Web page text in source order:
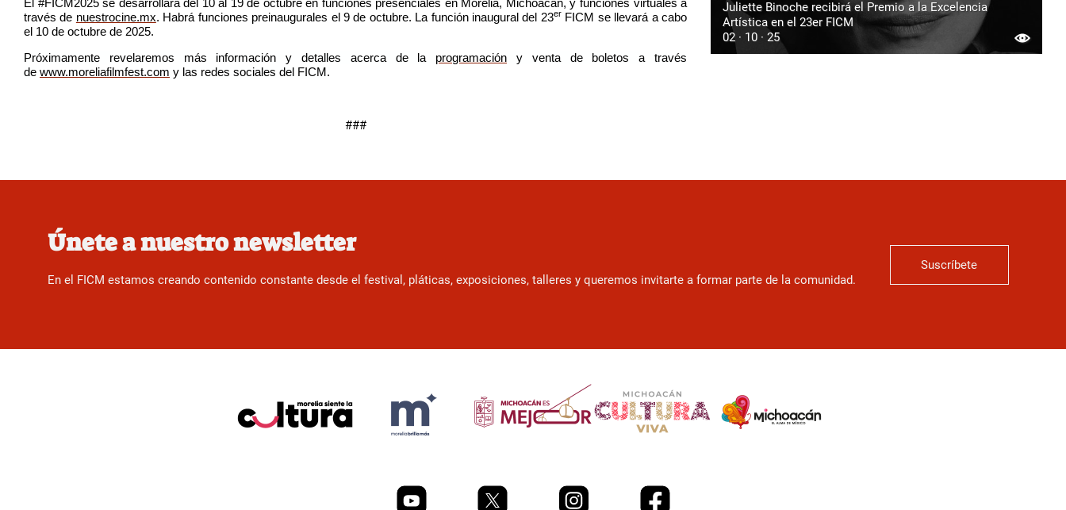
El #FICM2025 se desarrollarádel 10 al 19 de octubre en funciones presenciales en Morelia, Michoacán, y funciones virtuales a
través de nuestrocine.mx. Habrá funciones preinaugurales el 9 de octubre. La función inaugural del 23erFICM se llevará a cabo
el 10 de octubre de 2025.
Próximamente revelaremos más información y detalles acerca de la programación y venta de boletos a través
de www.moreliafilmfest.com y las redes sociales del FICM.
###
Juliette Binoche recibirá el Premio a la Excelencia
Artística en el 23er FICM
02 · 10 · 25
Únete a nuestro newsletter
En el FICM estamos creando contenido constante desde el festival, pláticas, exposiciones, talleres y queremos invitarte a formar parte de la comunidad.
Suscríbete